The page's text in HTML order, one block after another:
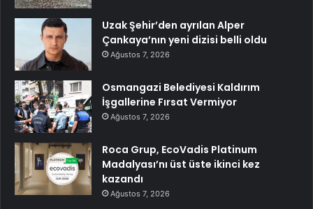
Uzak Şehir’den ayrılan Alper
Çankaya’nın yeni dizisi belli oldu
Ağustos 7, 2026
Osmangazi Belediyesi Kaldırım
İşgallerine Fırsat Vermiyor
Ağustos 7, 2026
Roca Grup, EcoVadis Platinum
Madalyası’nı üst üste ikinci kez
kazandı
Ağustos 7, 2026